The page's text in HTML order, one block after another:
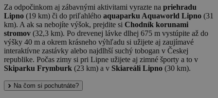
Za odpočinkom aj zábavnými aktivitami vyrazte na priehradu
Lipno (19 km) či do priľahlého aquaparku Aquaworld Lipno (31
km). A ak sa nebojíte výšok, prejdite si Chodník korunami
stromov (32,3 km). Po drevenej lávke dlhej 675 m vystúpite až do
výšky 40 m a okrem krásneho výhľadu si užijete aj zaujímavé
interaktívne zastávky alebo najdlhší suchý tobogan v Českej
republike. Počas zimy si pri Lipne užijete aj zimné športy a to v
Skiparku Frymburk (23 km) a v Skiareáli Lipno (30 km). ​
Na čom si pochutnáte?